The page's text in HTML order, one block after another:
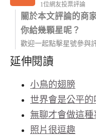
1位網友投票評論
關於本文評論的商
你給幾顆星呢？
歡迎一起點擊星號參與
延伸閱讀
小鳥的翅膀
世界會是公平的
無聊才會做這種
照片很逗趣